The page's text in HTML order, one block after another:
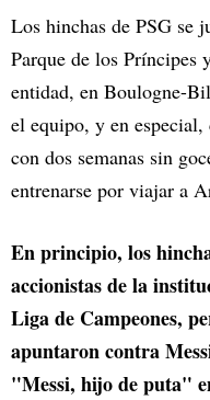
Los hinchas de PSG se
Parque de los Príncipes
entidad, en Boulogne-
el equipo, y en
con dos semanas sin
entrenarse por viajar a
En principio, los
accionistas de la
Liga de Campeones,
apuntaron contra
"Messi, hijo de puta"